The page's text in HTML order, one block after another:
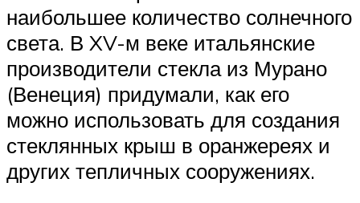
наибольшее количество солнечного
света. В XV-м веке итальянские
производители стекла из Мурано
(Венеция) придумали, как его
можно использовать для создания
стеклянных крыш в оранжереях и
других тепличных сооружениях.